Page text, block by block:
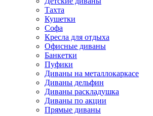
Тахта
Кушетки
Софа
Кресла для отдыха
Офисные диваны
Банкетки
Пуфики
Диваны на металлокаркасе
Диваны дельфин
Диваны раскладушка
Диваны по акции
Прямые диваны